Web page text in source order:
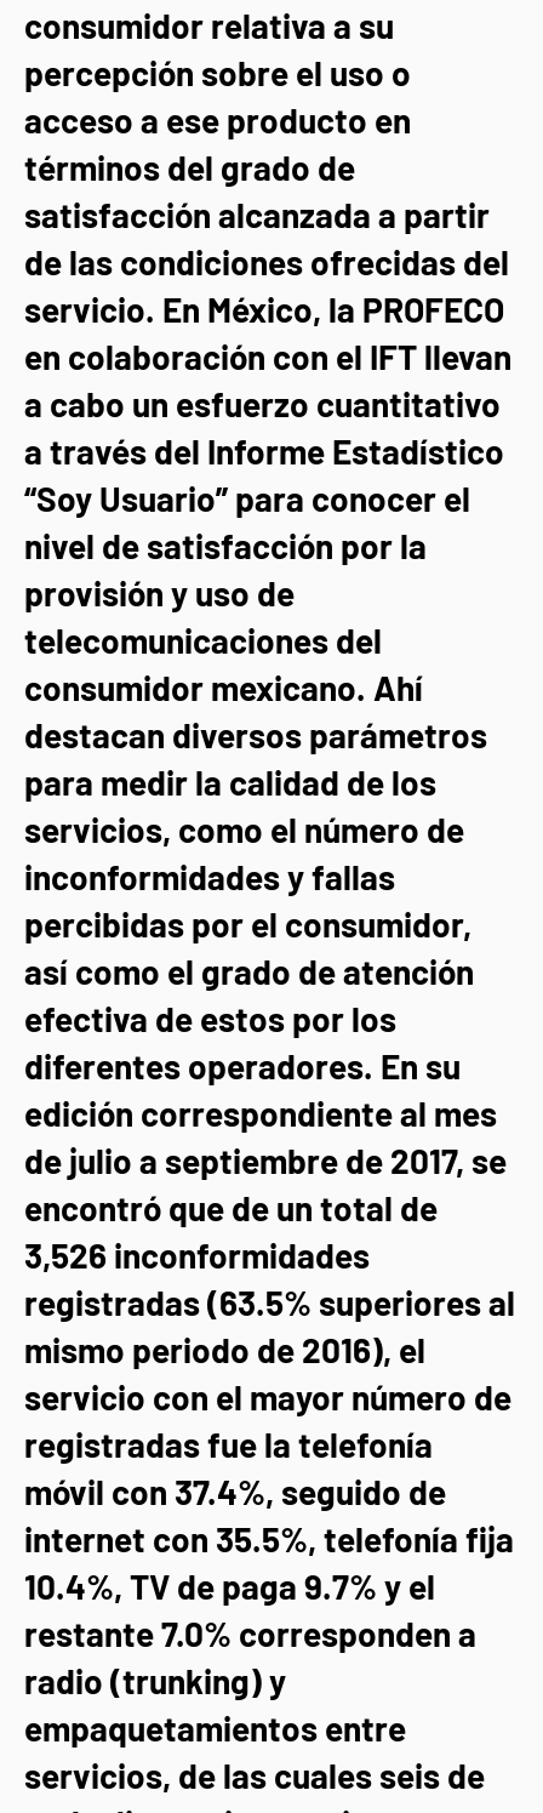
consumidor relativa a su
percepción sobre el uso o
acceso a ese producto en
términos del grado de
satisfacción alcanzada a partir
de las condiciones ofrecidas del
servicio. En México, la PROFECO
en colaboración con el IFT llevan
a cabo un esfuerzo cuantitativo
a través del Informe Estadístico
“Soy Usuario” para conocer el
nivel de satisfacción por la
provisión y uso de
telecomunicaciones del
consumidor mexicano. Ahí
destacan diversos parámetros
para medir la calidad de los
servicios, como el número de
inconformidades y fallas
percibidas por el consumidor,
así como el grado de atención
efectiva de estos por los
diferentes operadores. En su
edición correspondiente al mes
de julio a septiembre de 2017, se
encontró que de un total de
3,526 inconformidades
registradas (63.5% superiores al
mismo periodo de 2016), el
servicio con el mayor número de
registradas fue la telefonía
móvil con 37.4%, seguido de
internet con 35.5%, telefonía fija
10.4%, TV de paga 9.7% y el
restante 7.0% corresponden a
radio (trunking) y
empaquetamientos entre
servicios, de las cuales seis de